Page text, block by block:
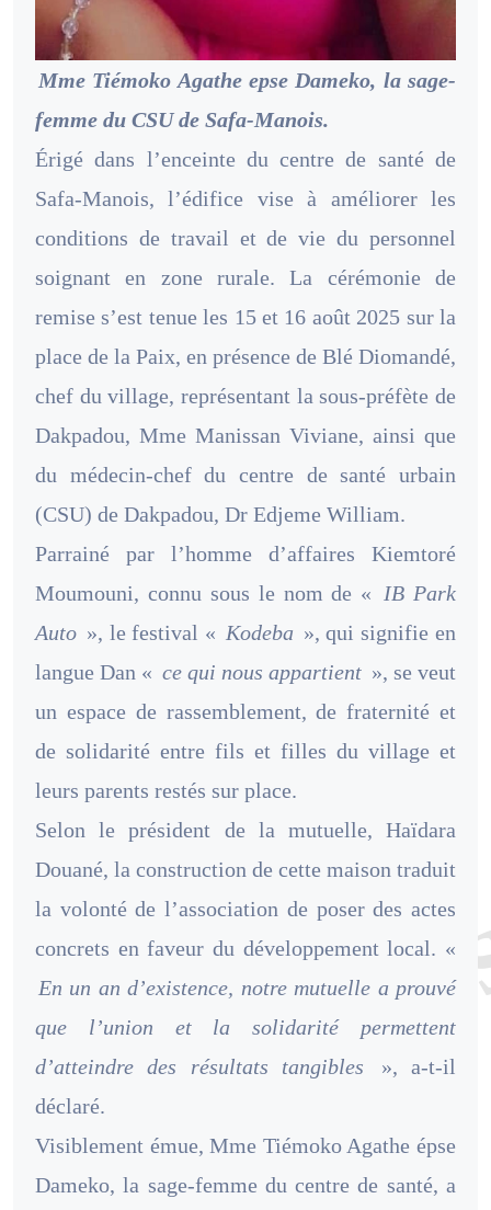
Mme Tiémoko Agathe epse Dameko, la sage-
femme du CSU de Safa-Manois.
Érigé dans l’enceinte du centre de santé de
Safa-Manois, l’édifice vise à améliorer les
conditions de travail et de vie du personnel
soignant en zone rurale. La cérémonie de
remise s’est tenue les 15 et 16 août 2025 sur la
place de la Paix, en présence de Blé Diomandé,
chef du village, représentant la sous-préfète de
Dakpadou, Mme Manissan Viviane, ainsi que
du médecin-chef du centre de santé urbain
(CSU) de Dakpadou, Dr Edjeme William.
Parrainé par l’homme d’affaires Kiemtoré
Moumouni, connu sous le nom de «
IB Park
Auto », le festival « Kodeba », qui signifie en
langue Dan « ce qui nous appartient », se veut
un espace de rassemblement, de fraternité et
de solidarité entre fils et filles du village et
leurs parents restés sur place.
Selon le président de la mutuelle, Haïdara
Douané, la construction de cette maison traduit
la volonté de l’association de poser des actes
concrets en faveur du développement local. «
En un an d’existence, notre mutuelle a prouvé
que l’union et la solidarité permettent
d’atteindre des résultats tangibles
», a-t-il
déclaré.
Visiblement émue, Mme Tiémoko Agathe épse
Dameko, la sage-femme du centre de santé, a